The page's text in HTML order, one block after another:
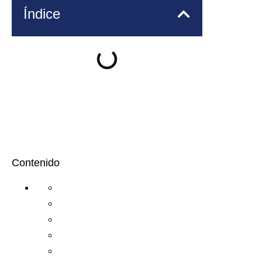
Índice
Contenido